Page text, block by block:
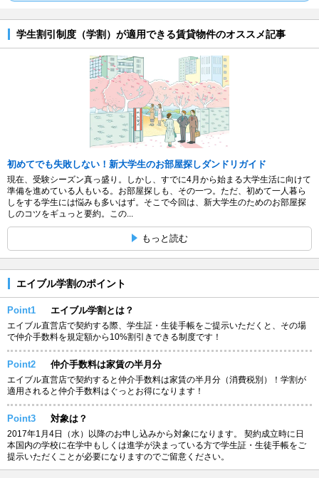
学生割引制度（学割）が適用できる賃貸物件のオススメ記事
初めてでも失敗しない！新大学生のお部屋探しダンドリガイド
現在、受験シーズン真っ盛り。しかし、すでに4月から始まる大学生活に向けて
準備を進めている人もいる。お部屋探しも、その一つ。ただ、初めて一人暮ら
しをする学生には悩みも多いはず。そこで今回は、新大学生のためのお部屋探
しのコツをギュっと要約。この...
もっと読む
エイブル学割のポイント
Point1 エイブル学割とは？
エイブル直営店で契約する際、学生証・生徒手帳をご提示いただくと、その場
で仲介手数料を規定額から10%割引きできる制度です！
Point2 仲介手数料は家賃の半月分
エイブル直営店で契約すると仲介手数料は家賃の半月分（消費税別）！学割が
適用されると仲介手数料はぐっとお得になります！
Point3 対象は？
2017年1月4日（水）以降のお申し込みから対象になります。 契約成立時に日
本国内の学校に在学中もしくは進学が決まっている方で学生証・生徒手帳をご
提示いただくことが必要になりますのでご留意ください。